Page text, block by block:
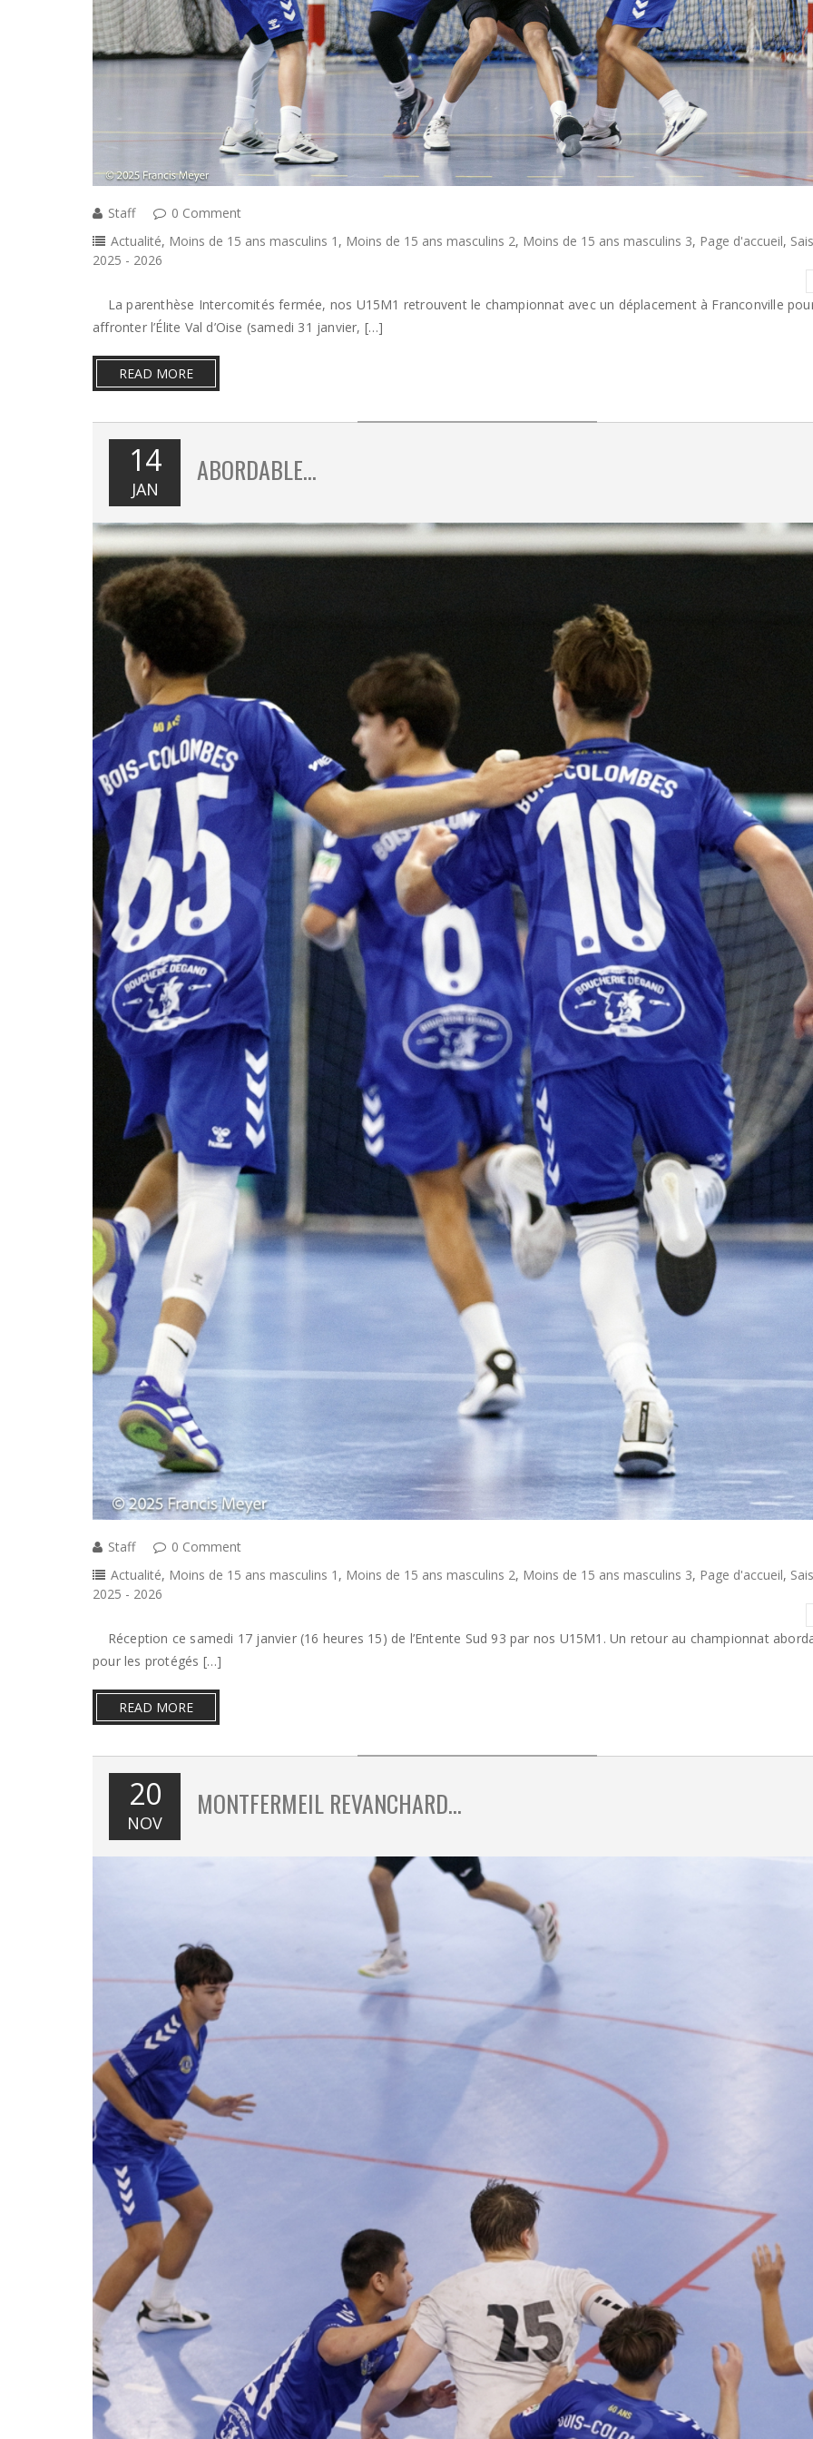
Staff
0 Comment
Actualité, Moins de 15 ans masculins 1 , Moins de 15 ans masculins 2, Moins de 15 ans masculins 3, Page d'accueil,
2025 - 2026
La parenthèse Intercomités fermée, nos U15M1 retrouvent le championnat avec un déplacement à Franconville
affronter l’Élite Val d’Oise (samedi 31 janvier, […]
READ MORE
14
JAN
ABORDABLE…
Staff
0 Comment
Actualité, Moins de 15 ans masculins 1 , Moins de 15 ans masculins 2, Moins de 15 ans masculins 3, Page d'accueil,
2025 - 2026
Réception ce samedi 17 janvier (16 heures 15) de l’Entente Sud 93 par nos U15M1. Un retour au championnat
pour les protégés […]
READ MORE
20
NOV
MONTFERMEIL REVANCHARD…